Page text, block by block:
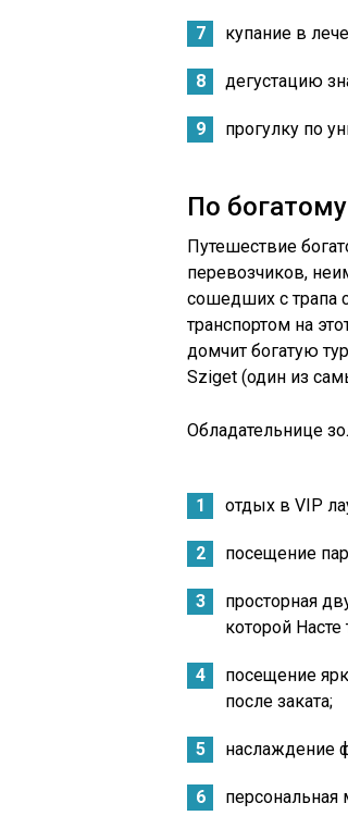
купание в
дегустацию
прогулку по
По богатому
Путешествие
перевозчиков,
сошедших с трапа
транспортом на
домчит богатую
Sziget (один из
Обладательнице
отдых в VIP
посещение
просторная
которой Насте
посещение
после заката;
наслаждение
персональная